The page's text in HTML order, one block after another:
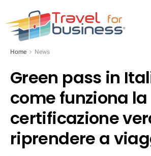
Home News
Green pass in
come funziona la
certificazione
riprendere a